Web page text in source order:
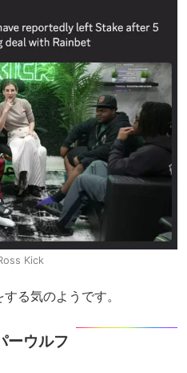
Kick
る気のようです。
ーウルフ